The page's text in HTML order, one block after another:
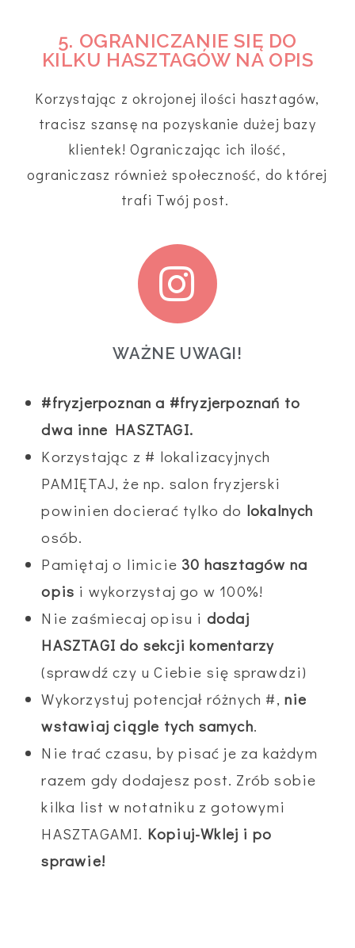
5. OGRANICZANIE SIĘ DO
KILKU HASZTAGÓW NA OPIS
Korzystając z okrojonej ilości hasztagów,
tracisz szansę na pozyskanie dużej bazy
klientek! Ograniczając ich ilość,
ograniczasz również społeczność, do której
trafi Twój post.
WAŻNE UWAGI!
#fryzjerpoznan a #fryzjerpoznań to
dwa inne HASZTAGI.
Korzystając z # lokalizacyjnych
PAMIĘTAJ, że np. salon fryzjerski
powinien docierać tylko do lokalnych
osób.
Pamiętaj o limicie 30 hasztagów na
opis i wykorzystaj go w 100%!
Nie zaśmiecaj opisu i dodaj
HASZTAGI do sekcji komentarzy
(sprawdź czy u Ciebie się sprawdzi)
Wykorzystuj potencjał różnych #,nie
wstawiaj ciągle tych samych.
Nie trać czasu, by pisać je za każdym
razem gdy dodajesz post. Zrób sobie
kilka list w notatniku z gotowymi
HASZTAGAMI. Kopiuj-Wklej i po
sprawie!